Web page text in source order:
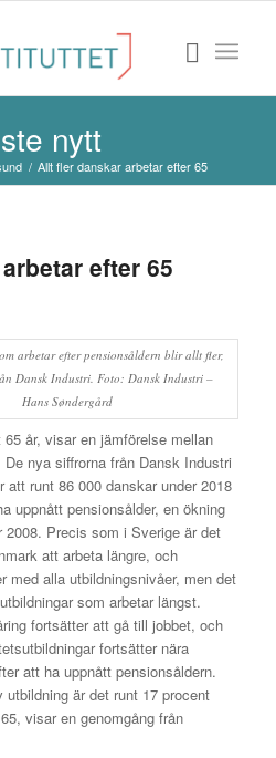
nytt
/ Allt fler danskar arbetar efter 65
efter 65
arbetar efter pensionsåldern blir allt fler,
Dansk Industri. Foto: Dansk Industri –
Hans Søndergård
år, visar en jämförelse mellan
nya siffrorna från Dansk Industri
runt 86 000 danskar under 2018
uppnått pensionsålder, en ökning
2008. Precis som i Sverige är det
att arbeta längre, och
med alla utbildningsnivåer, men det
som arbetar längst.
fortsätter att gå till jobbet, och
fortsätter nära
att ha uppnått pensionsåldern.
är det runt 17 procent
visar en genomgång från